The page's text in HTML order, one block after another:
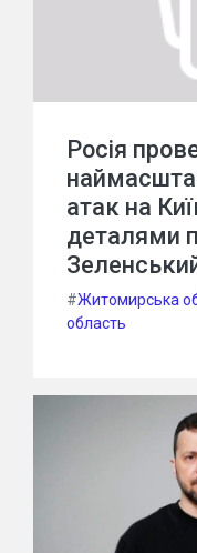
Росія
атак на
деталями
#Житомирська
область